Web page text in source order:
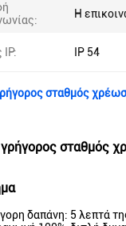
Η
IP: IP 54
σταθμός
σταθμός
δαπάνη: 5 λεπτά